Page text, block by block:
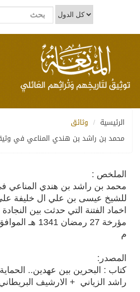
الرئيسية
وثائق
محمد بن راشد بن هندي المناعي في
الملخص :
محمد بن راشد بن هندي المناعي
للشيخ عيسى بن علي ال خليفة
اخماد الفتنة التي حدثت بين
م
المصدر:
كتاب : البحرين بين عهدين..
راشد الزياني + الارشيف